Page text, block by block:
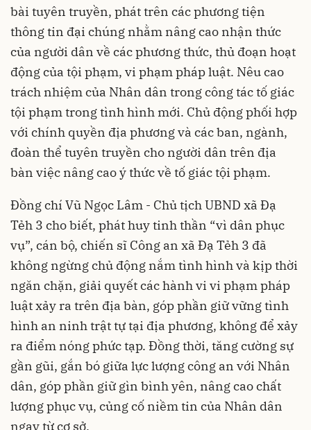
bài tuyên truyền, phát trên các phương tiện
thông tin đại chúng nhằm nâng cao nhận thức
của người dân về các phương thức, thủ đoạn hoạt
động của tội phạm, vi phạm pháp luật. Nêu cao
trách nhiệm của Nhân dân trong công tác tố giác
tội phạm trong tình hình mới. Chủ động phối hợp
với chính quyền địa phương và các ban, ngành,
đoàn thể tuyên truyền cho người dân trên địa
bàn việc nâng cao ý thức về tố giác tội phạm.
Đồng chí Vũ Ngọc Lâm - Chủ tịch UBND xã Đạ
Tẻh 3 cho biết, phát huy tinh thần “vì dân phục
vụ”, cán bộ, chiến sĩ Công an xã Đạ Tẻh 3 đã
không ngừng chủ động nắm tình hình và kịp thời
ngăn chặn, giải quyết các hành vi vi phạm pháp
luật xảy ra trên địa bàn, góp phần giữ vững tình
hình an ninh trật tự tại địa phương, không để xảy
ra điểm nóng phức tạp. Đồng thời, tăng cường sự
gần gũi, gắn bó giữa lực lượng công an với Nhân
dân, góp phần giữ gìn bình yên, nâng cao chất
lượng phục vụ, củng cố niềm tin của Nhân dân
ngay từ cơ sở.